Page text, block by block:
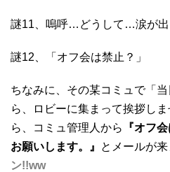
謎11、嗚呼…どうして…涙が出
謎12、「オフ会は禁止？」
ちなみに、その某コミュで「
ら、ロビーに集まって挨拶し
ら、コミュ管理人から
『オフ
お願いします。』
とメールが来
ン!!ww